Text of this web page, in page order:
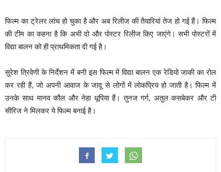
फिल्म का ट्रेलर लांच हो चुका है और अब रिलीज की तैयारियां तेज हो गई हैं। फिल्म
की टीम का कहना है कि अभी दो और पोस्टर रिलीज किए जाएंगे। सभी पोस्टरों में
विद्या बालन को ही प्राथमिकता दी गई है।
सुरेश त्रिवेणी के निर्देशन में बनी इस फिल्म में विद्या बालन एक रेडियो जाकी का रोल
कर रही हैं, जो अपनी आवाज के जादू से लोगों में लोकप्रिय हो जाती है। फिल्म में
उनके साथ मानव कौल और नेहा धूपिया हैं। तुनज गर्ग, अतुल कसबेकर और टी
सीरिज ने मिलकर ये फिल्म बनाई है।